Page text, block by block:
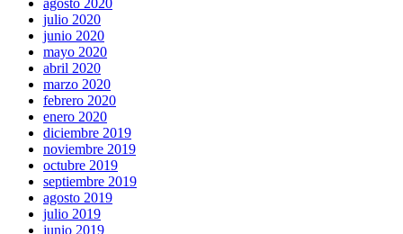
julio 2020
junio 2020
mayo 2020
abril 2020
marzo 2020
febrero 2020
enero 2020
diciembre 2019
noviembre 2019
octubre 2019
septiembre 2019
agosto 2019
julio 2019
junio 2019